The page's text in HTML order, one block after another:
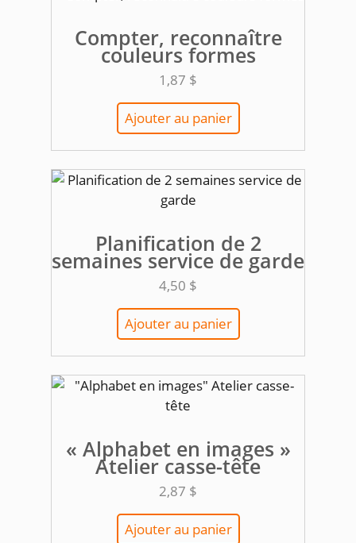
Compter, reconnaître
couleurs formes
1,87 $
Ajouter au panier
Planification de 2
semaines service de garde
4,50 $
Ajouter au panier
« Alphabet en images »
Atelier casse-tête
2,87 $
Ajouter au panier